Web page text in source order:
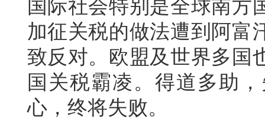
国际社会特别是全球南方
加征关税的做法遭到阿富
致反对。欧盟及世界多国
国关税霸凌。得道多助
心，终将失败。